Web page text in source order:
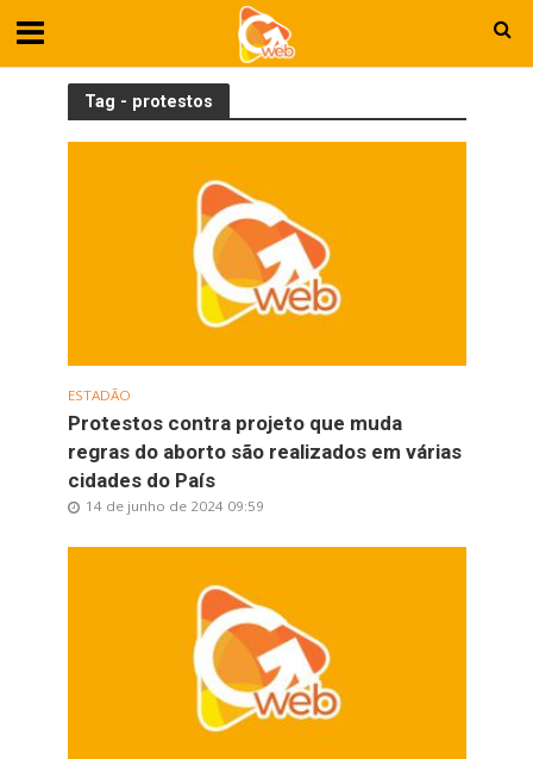
Tag - protestos
ESTADÃO
Protestos contra projeto que muda
regras do aborto são realizados em várias
cidades do País
14 de junho de 2024 09:59